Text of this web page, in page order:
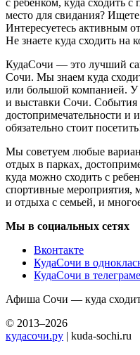
место для свидания?
Интересуетесь активным
Не знаете куда сходить на
КудаСочи — это лучший
Сочи. Мы знаем куда
или большой компанией. У
и выставки Сочи. События
достопримечательности и
обязательно стоит
Мы советуем любые
отдых в парках,
куда можно сходить с
спортивные мероприятия,
и отдыха с семьей, и
Мы в социальных сетях
Вконтакте
КудаСочи в
КудаСочи в телеграме
Афиша Сочи — куда
© 2013–2026
кудасочи.ру | kuda-sochi.ru